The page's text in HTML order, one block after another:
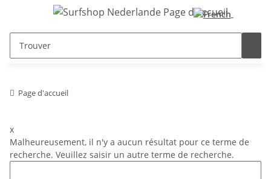
Page d'accueil
x
Malheureusement, il n'y a aucun résultat pour ce terme de
recherche. Veuillez saisir un autre terme de recherche.